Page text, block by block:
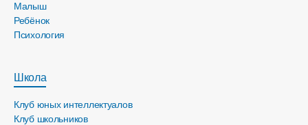
Малыш
Ребёнок
Психология
Школа
Клуб юных интеллектуалов
Клуб школьников